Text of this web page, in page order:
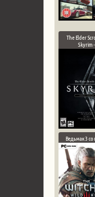
The Elder
Skyrim -
Ведьмак 3